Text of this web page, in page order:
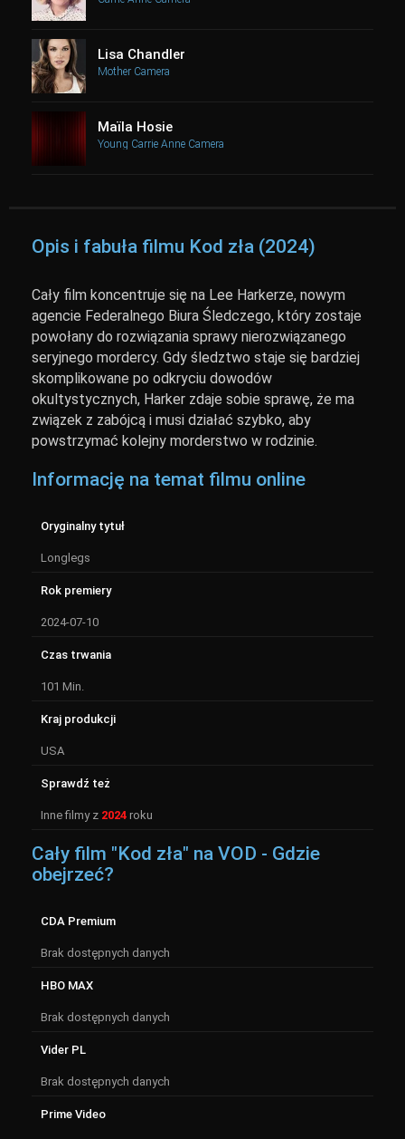
Lisa Chandler
Mother Camera
Maïla Hosie
Young Carrie Anne Camera
Opis i fabuła filmu Kod zła (2024)
Cały film koncentruje się na Lee Harkerze, nowym
agencie Federalnego Biura Śledczego, który zostaje
powołany do rozwiązania sprawy nierozwiązanego
seryjnego mordercy. Gdy śledztwo staje się bardziej
skomplikowane po odkryciu dowodów
okultystycznych, Harker zdaje sobie sprawę, że ma
związek z zabójcą i musi działać szybko, aby
powstrzymać kolejny morderstwo w rodzinie.
Informację na temat filmu online
Oryginalny tytuł
Longlegs
Rok premiery
2024-07-10
Czas trwania
101 Min.
Kraj produkcji
USA
Sprawdź też
Inne filmy z 2024 roku
Cały film "Kod zła" na VOD - Gdzie
obejrzeć?
CDA Premium
Brak dostępnych danych
HBO MAX
Brak dostępnych danych
Vider PL
Brak dostępnych danych
Prime Video